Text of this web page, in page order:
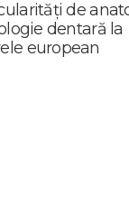
de
dentară la
european